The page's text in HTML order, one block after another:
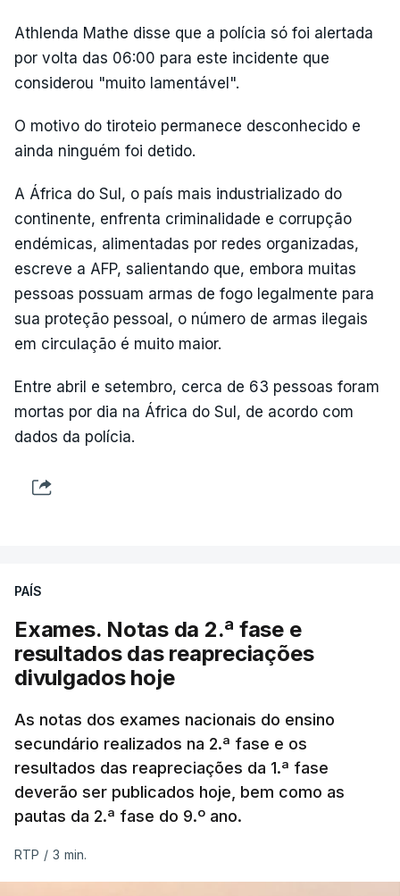
Athlenda Mathe disse que a polícia só foi alertada
por volta das 06:00 para este incidente que
considerou "muito lamentável".
O motivo do tiroteio permanece desconhecido e
ainda ninguém foi detido.
A África do Sul, o país mais industrializado do
continente, enfrenta criminalidade e corrupção
endémicas, alimentadas por redes organizadas,
escreve a AFP, salientando que, embora muitas
pessoas possuam armas de fogo legalmente para
sua proteção pessoal, o número de armas ilegais
em circulação é muito maior.
Entre abril e setembro, cerca de 63 pessoas foram
mortas por dia na África do Sul, de acordo com
dados da polícia.
PAÍS
Exames. Notas da 2.ª fase e
resultados das reapreciações
divulgados hoje
As notas dos exames nacionais do ensino
secundário realizados na 2.ª fase e os
resultados das reapreciações da 1.ª fase
deverão ser publicados hoje, bem como as
pautas da 2.ª fase do 9.º ano.
RTP / 3 min.